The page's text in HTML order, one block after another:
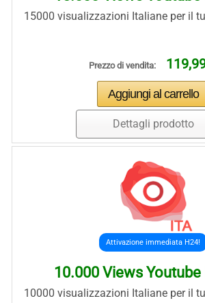
15000 visualizzazioni Italiane per il
Prezzo di vendita:
Dettagli prodotto
Attivazione immediata H24!
10.000 Views
10000 visualizzazioni Italiane per il